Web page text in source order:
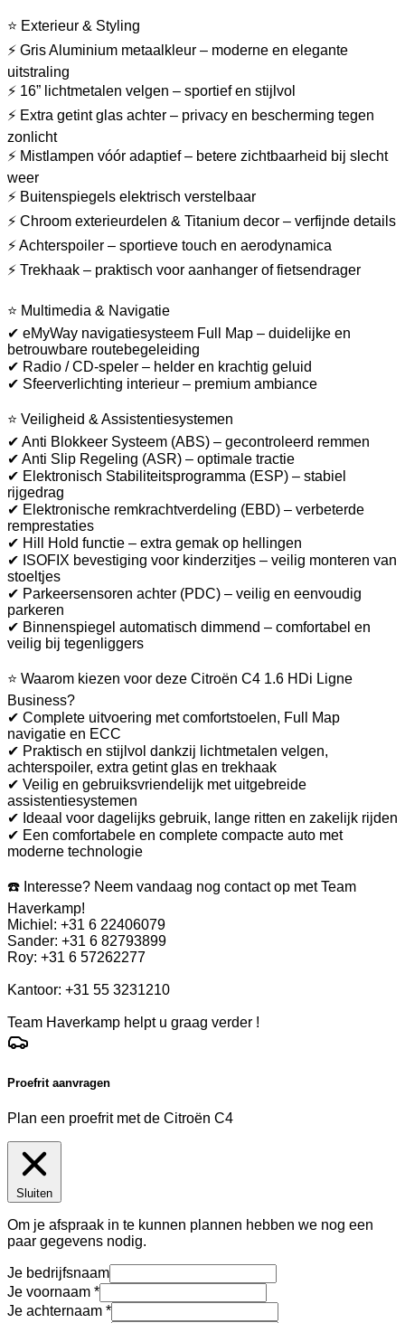
⭐ Exterieur & Styling
⚡ Gris Aluminium metaalkleur – moderne en elegante
uitstraling
⚡ 16” lichtmetalen velgen – sportief en stijlvol
⚡ Extra getint glas achter – privacy en bescherming tegen
zonlicht
⚡ Mistlampen vóór adaptief – betere zichtbaarheid bij slecht
weer
⚡ Buitenspiegels elektrisch verstelbaar
⚡ Chroom exterieurdelen & Titanium decor – verfijnde details
⚡ Achterspoiler – sportieve touch en aerodynamica
⚡ Trekhaak – praktisch voor aanhanger of fietsendrager
⭐ Multimedia & Navigatie
✔ eMyWay navigatiesysteem Full Map – duidelijke en
betrouwbare routebegeleiding
✔ Radio / CD-speler – helder en krachtig geluid
✔ Sfeerverlichting interieur – premium ambiance
⭐ Veiligheid & Assistentiesystemen
✔ Anti Blokkeer Systeem (ABS) – gecontroleerd remmen
✔ Anti Slip Regeling (ASR) – optimale tractie
✔ Elektronisch Stabiliteitsprogramma (ESP) – stabiel
rijgedrag
✔ Elektronische remkrachtverdeling (EBD) – verbeterde
remprestaties
✔ Hill Hold functie – extra gemak op hellingen
✔ ISOFIX bevestiging voor kinderzitjes – veilig monteren van
stoeltjes
✔ Parkeersensoren achter (PDC) – veilig en eenvoudig
parkeren
✔ Binnenspiegel automatisch dimmend – comfortabel en
veilig bij tegenliggers
⭐ Waarom kiezen voor deze Citroën C4 1.6 HDi Ligne
Business?
✔ Complete uitvoering met comfortstoelen, Full Map
navigatie en ECC
✔ Praktisch en stijlvol dankzij lichtmetalen velgen,
achterspoiler, extra getint glas en trekhaak
✔ Veilig en gebruiksvriendelijk met uitgebreide
assistentiesystemen
✔ Ideaal voor dagelijks gebruik, lange ritten en zakelijk rijden
✔ Een comfortabele en complete compacte auto met
moderne technologie
☎️ Interesse? Neem vandaag nog contact op met Team
Haverkamp!
Michiel: +31 6 22406079
Sander: +31 6 82793899
Roy: +31 6 57262277
Kantoor: +31 55 3231210
Team Haverkamp helpt u graag verder !
Proefrit aanvragen
Plan een proefrit met de Citroën C4
Sluiten
Om je afspraak in te kunnen plannen hebben we nog een
paar gegevens nodig.
Je bedrijfsnaam
Je voornaam
Je achternaam